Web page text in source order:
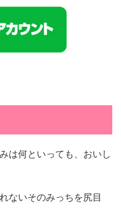
は何といっても、おいし
ないそのみっちを尻目